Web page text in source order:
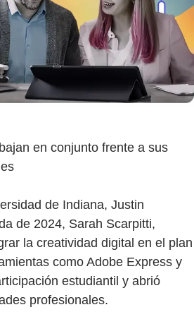
en conjunto frente a sus
de Indiana, Justin
de 2024, Sarah Scarpitti,
la creatividad digital en el plan
como Adobe Express y
estudiantil y abrió
profesionales.